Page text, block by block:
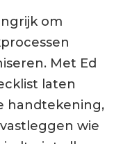
om
Met Ed
laten
handtekening,
wie